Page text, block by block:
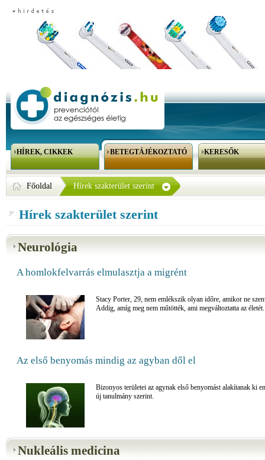
HÍREK, CIKKEK BETEGTÁJÉKOZTATÓ KERESŐK
Főoldal Hírek szakterület szerint
Hírek szakterület szerint
Neurológia
A homlokfelvarrás elmulasztja a migrént
Stacy Porter, 29, nem emlékszik olyan időre, amikor ne
Addig, amíg meg nem műtötték, ami megváltoztatta az
Az első benyomás mindig az agyban dől el
Bizonyos területei az agynak első benyomást alakítanak ki
új tanulmány szerint.
Nukleális medicina